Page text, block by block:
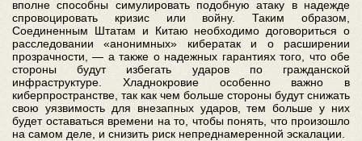
вполне способны симулировать подобную атаку в надежде
спровоцировать кризис или войну. Таким образом,
Соединенным Штатам и Китаю необходимо договориться о
расследовании «анонимных» кибератак и о расширении
прозрачности, — а также о надежных гарантиях того, что обе
стороны будут избегать ударов по гражданской
инфраструктуре. Хладнокровие особенно важно в
киберпространстве, так как чем больше стороны будут снижать
свою уязвимость для внезапных ударов, тем больше у них
будет оставаться времени на то, чтобы понять, что произошло
на самом деле, и снизить риск непреднамеренной эскалации.